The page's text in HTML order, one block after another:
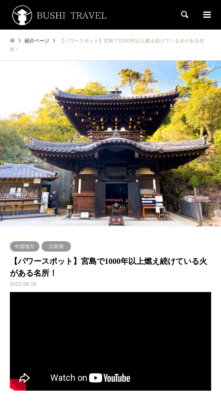
検索
紹介ページ
【パワースポット】宮島で1000年以上燃え続けている火がある名
所！
中国地方 広島県
【パワースポット】宮島で1000年以上燃え続けている火
がある名所！
2022.08.16